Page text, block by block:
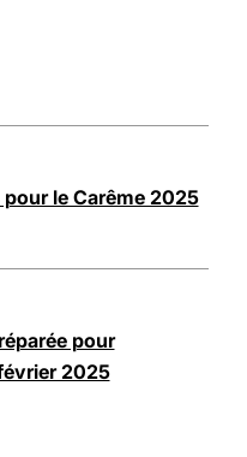
le Carême 2025
pour
2025